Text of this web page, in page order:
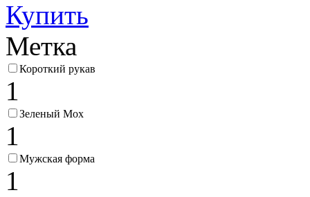
Купить
Метка
Короткий рукав
1
Зеленый Мох
1
Мужская форма
1